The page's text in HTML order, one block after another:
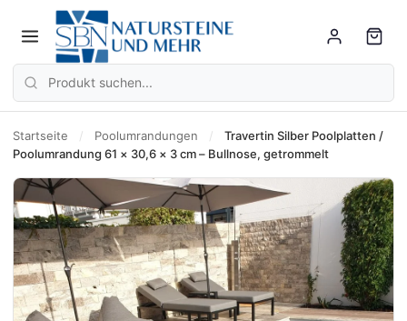
Startseite / Poolumrandungen /
Travertin Silber Poolplatten /
Poolumrandung 61 × 30,6 × 3 cm – Bullnose, getrommelt